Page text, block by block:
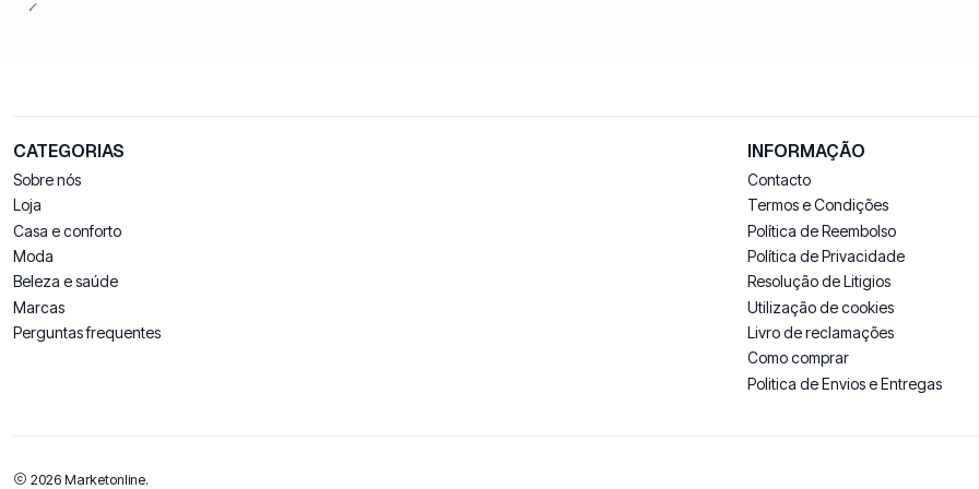
CATEGORIAS
Sobre nós
Loja
Casa e conforto
Moda
Beleza e saúde
Marcas
Perguntas frequentes
INFORMAÇÃO
Contacto
Termos e Condições
Política de Reembolso
Política de Privacidade
Resolução de Litigios
Utilização de cookies
Livro de reclamações
Como comprar
Politica de Envios e Entregas
2026 Marketonline.